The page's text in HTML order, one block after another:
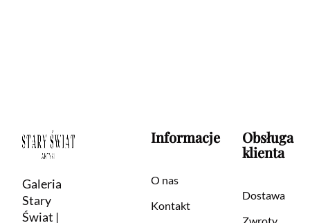
Galeria
Stary
Świat |
Informacje
O nas
Kontakt
Obsługa
klienta
Dostawa